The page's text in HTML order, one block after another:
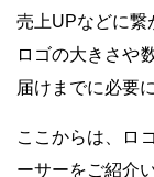
売上UPなどに繋
ロゴの大きさや
届けまでに必要
ここからは、ロ
ーサーをご紹介